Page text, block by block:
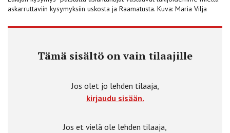
askarruttaviin kysymyksiin uskosta ja Raamatusta. Kuva: Maria Vilja
Tämä sisältö on vain tilaajille
Jos olet jo lehden tilaaja,
kirjaudu sisään.
Jos et vielä ole lehden tilaaja,